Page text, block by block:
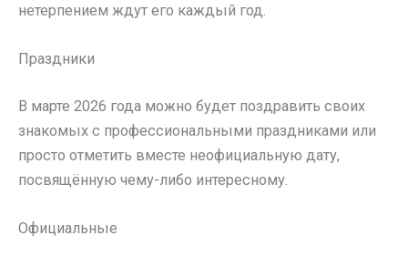
нетерпением ждут его каждый год.
Праздники
В марте 2026 года можно будет поздравить своих
знакомых с профессиональными праздниками или
просто отметить вместе неофициальную дату,
посвящённую чему-либо интересному.
Официальные